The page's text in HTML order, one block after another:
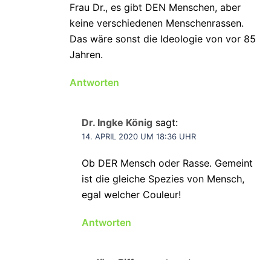
Frau Dr., es gibt DEN Menschen, aber
keine verschiedenen Menschenrassen.
Das wäre sonst die Ideologie von vor 85
Jahren.
Antworten
Dr. Ingke König sagt:
14. APRIL 2020 UM 18:36 UHR
Ob DER Mensch oder Rasse. Gemeint
ist die gleiche Spezies von Mensch,
egal welcher Couleur!
Antworten